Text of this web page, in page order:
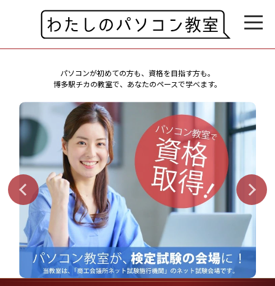
パソコンが初めての方も、資格を目指す方も。
博多駅チカの教室で、あなたのペースで学べます。